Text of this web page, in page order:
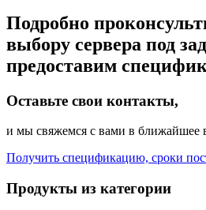
Подробно
выбору сервера под
предоставим
Оставьте свои контакты,
и мы свяжемся с вами в ближайшее
Получить спецификацию, сроки
Продукты из категории